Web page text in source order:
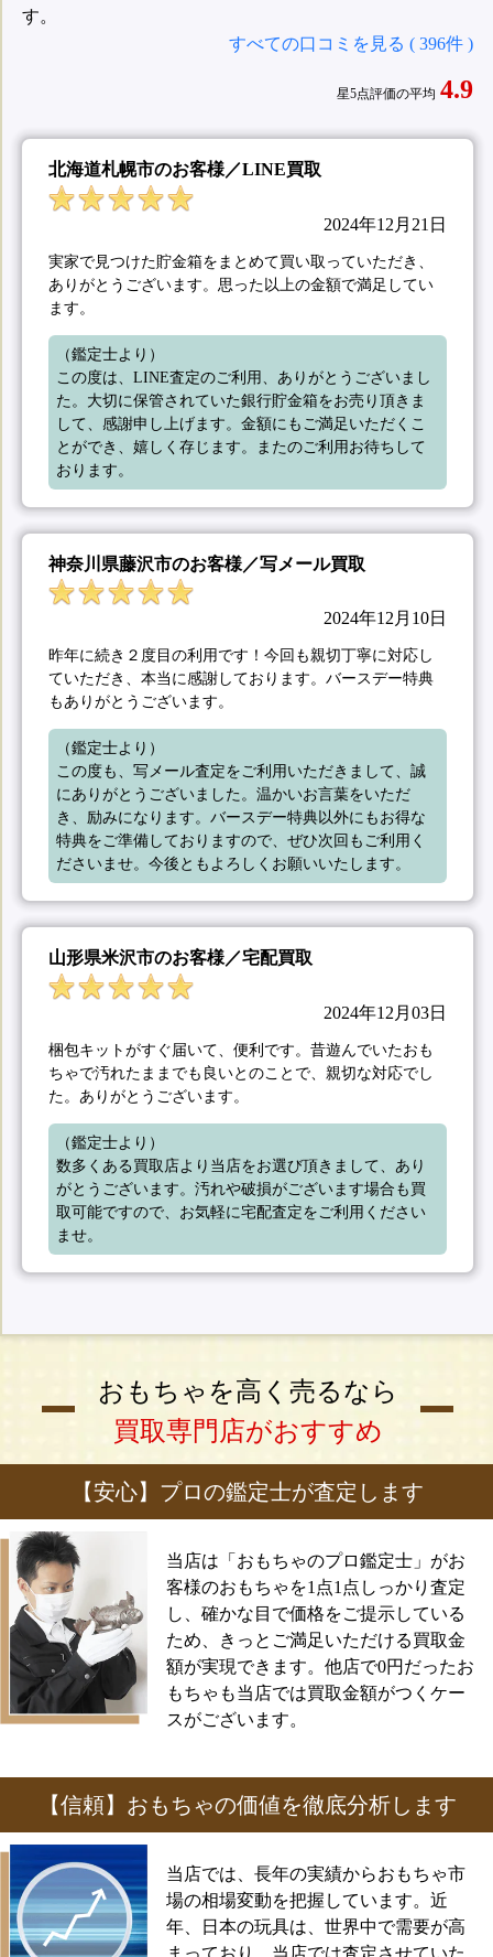
す。
すべての口コミを見る ( 396件 )
星5点評価の平均 4.9
北海道札幌市のお客様／LINE買取
2024年12月21日
実家で見つけた貯金箱をまとめて買い取っていただき、
ありがとうございます。思った以上の金額で満足してい
ます。
（鑑定士より）
この度は、LINE査定のご利用、ありがとうございまし
た。大切に保管されていた銀行貯金箱をお売り頂きま
して、感謝申し上げます。金額にもご満足いただくこ
とができ、嬉しく存じます。またのご利用お待ちして
おります。
神奈川県藤沢市のお客様／写メール買取
2024年12月10日
昨年に続き２度目の利用です！今回も親切丁寧に対応し
ていただき、本当に感謝しております。バースデー特典
もありがとうございます。
（鑑定士より）
この度も、写メール査定をご利用いただきまして、誠
にありがとうございました。温かいお言葉をいただ
き、励みになります。バースデー特典以外にもお得な
特典をご準備しておりますので、ぜひ次回もご利用く
ださいませ。今後ともよろしくお願いいたします。
山形県米沢市のお客様／宅配買取
2024年12月03日
梱包キットがすぐ届いて、便利です。昔遊んでいたおも
ちゃで汚れたままでも良いとのことで、親切な対応でし
た。ありがとうございます。
（鑑定士より）
数多くある買取店より当店をお選び頂きまして、あり
がとうございます。汚れや破損がございます場合も買
取可能ですので、お気軽に宅配査定をご利用ください
ませ。
おもちゃを高く売るなら
買取専門店がおすすめ
【安心】プロの鑑定士が査定します
当店は「おもちゃのプロ鑑定士」がお
客様のおもちゃを1点1点しっかり査定
し、確かな目で価格をご提示している
ため、きっとご満足いただける買取金
額が実現できます。他店で0円だったお
もちゃも当店では買取金額がつくケー
スがございます。
【信頼】おもちゃの価値を徹底分析します
当店では、長年の実績からおもちゃ市
場の相場変動を把握しています。近
年、日本の玩具は、世界中で需要が高
まっており、当店では査定させていた